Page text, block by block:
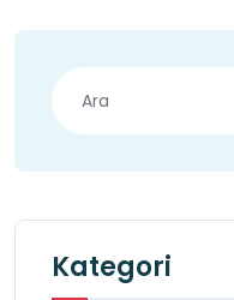
Kategori